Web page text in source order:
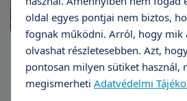
Dr. Latkóczy Krisztina, a
oldal egyes pontjai nem biztos,
fognak működni. Arról, hogy mik
olvashat részletesebben. Azt,
pontosan milyen sütiket használ,
megismerheti Adatvédelmi